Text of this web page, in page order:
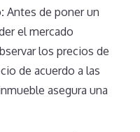
Antes de poner un
el mercado
los precios de
de acuerdo a las
asegura una